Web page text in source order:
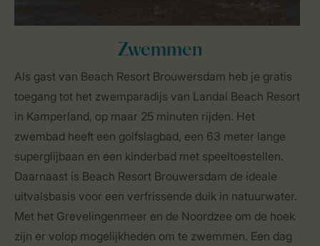
Zwemmen
Als gast van Beach Resort Brouwersdam heb je gratis
toegang tot het zwemparadijs van Landal Beach Resort
in Kamperland, op maar 25 minuten rijden. Het
zwembad heeft een golfslagbad, een 63 meter lange
superglijbaan en een kinderbad met speeltoestellen.
Daarnaast is Beach Resort Brouwersdam de ideale
uitvalsbasis voor een verfrissende duik in natuurwater.
Met het Grevelingenmeer en de Noordzee om de hoek
zijn er volop mogelijkheden om te zwemmen. Een dag